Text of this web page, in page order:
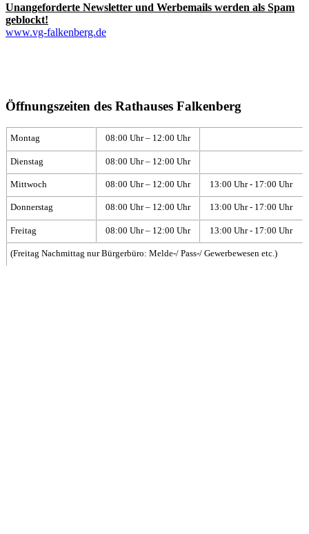
Unangeforderte Newsletter und Werbemails werden als Spam
geblockt!
www.vg-falkenberg.de
Öffnungszeiten des Rathauses Falkenberg
Montag 08:00 Uhr – 12:00 Uhr
Dienstag 08:00 Uhr – 12:00 Uhr
Mittwoch 08:00 Uhr – 12:00 Uhr 13:00 Uhr - 17:00 Uhr
Donnerstag 08:00 Uhr – 12:00 Uhr 13:00 Uhr - 17:00 Uhr
Freitag 08:00 Uhr – 12:00 Uhr 13:00 Uhr - 17:00 Uhr
(Freitag Nachmittag nur Bürgerbüro: Melde-/ Pass-/ Gewerbewesen etc.)